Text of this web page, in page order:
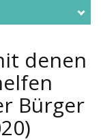
denen
Bürger